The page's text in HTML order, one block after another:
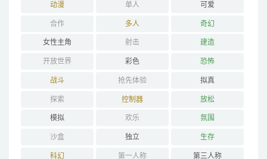
动漫 单人 可爱
合作 多人 奇幻
女性主角 射击 建造
开放世界 彩色 恐怖
战斗 抢先体验 拟真
探索 控制器 放松
模拟 欢乐 氛围
沙盒 独立 生存
科幻 第一人称 第三人称